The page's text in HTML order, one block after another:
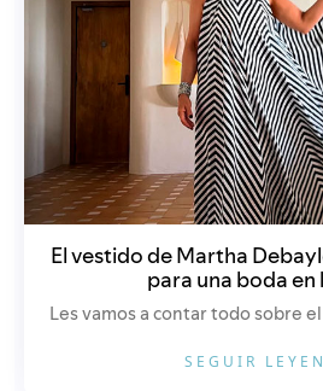
El vestido de Martha
para una boda en
Les vamos a contar todo sobre
SEGUIR